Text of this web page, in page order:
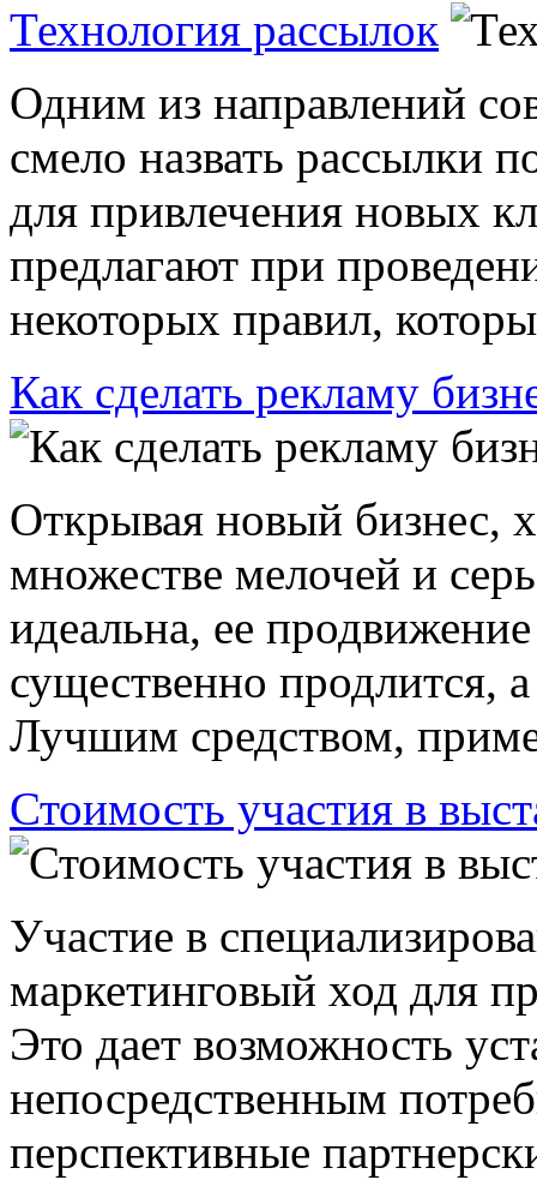
Технология рассылок
Одним из направлений
смело назвать рассылки
для привлечения новых
предлагают при
некоторых правил,
Как сделать рекламу
Открывая новый бизнес,
множестве мелочей и
идеальна, ее
существенно продлится,
Лучшим средством,
Стоимость участия в
Участие в
маркетинговый ход для
Это дает возможность
непосредственным
перспективные